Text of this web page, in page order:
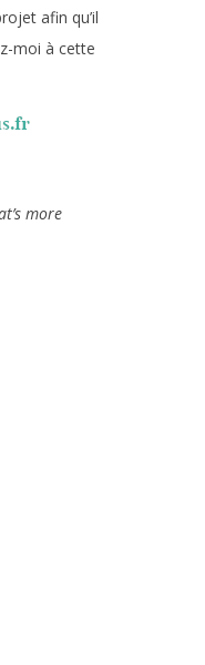
afin qu’il
moi à cette
more